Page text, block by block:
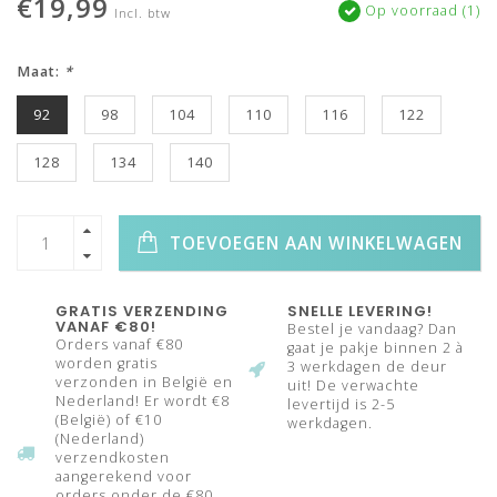
€19,99 Incl. btw Op voorraad (1)
Maat: *
92 98 104 110 116 122
128 134 140
TOEVOEGEN AAN WINKELWAGEN
GRATIS VERZENDING
VANAF €80!
Orders vanaf €80
worden gratis
verzonden in België en
Nederland! Er wordt €8
(België) of €10
(Nederland)
verzendkosten
aangerekend voor
SNELLE LEVERING!
Bestel je vandaag? Dan
gaat je pakje binnen 2 à
3 werkdagen de deur
uit! De verwachte
levertijd is 2-5
werkdagen.